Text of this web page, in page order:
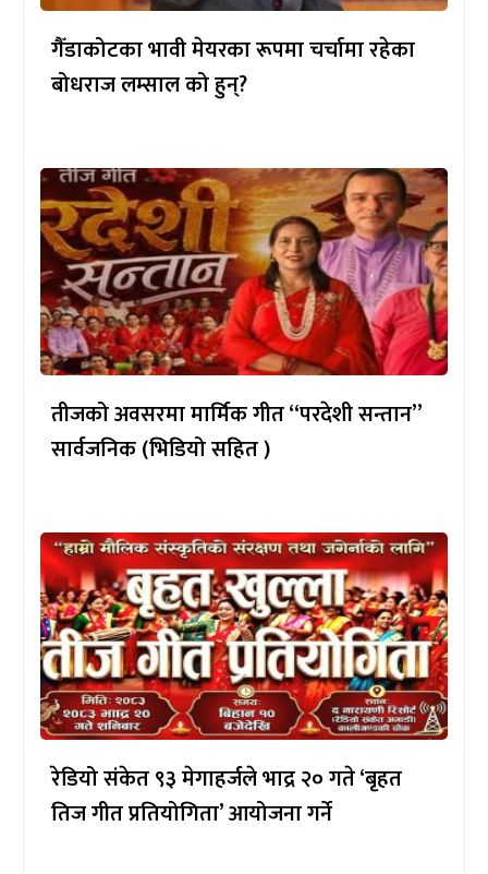
गैँडाकोटका भावी मेयरका रूपमा चर्चामा रहेका
बोधराज लम्साल को हुन्?
तीजको अवसरमा मार्मिक गीत “परदेशी सन्तान”
सार्वजनिक (भिडियो सहित )
रेडियो संकेत ९३ मेगाहर्जले भाद्र २० गते ‘बृहत
तिज गीत प्रतियोगिता’ आयोजना गर्ने